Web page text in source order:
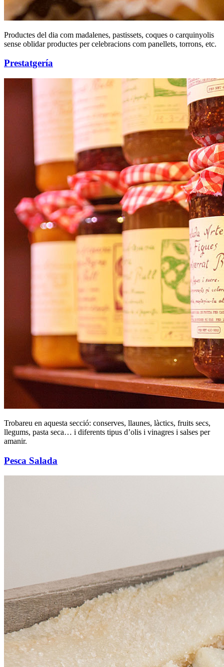
Productes del dia com madalenes, pastissets, coques o carquinyolis
sense oblidar productes per celebracions com panellets, torrons, etc.
Prestatgería
Trobareu en aquesta secció: conserves, llaunes, làctics, fruits secs,
llegums, pasta seca… i diferents tipus d’olis i vinagres i salses per
amanir.
Pesca Salada